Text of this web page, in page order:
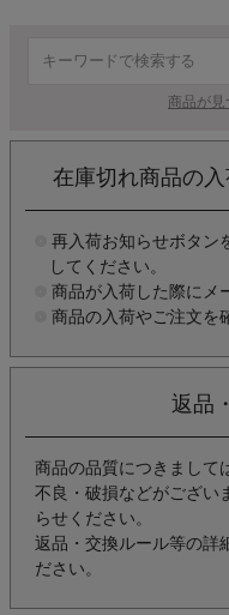
商品が見
在庫切れ商品の
再入荷お知らせボタン
してください。
商品が入荷した際にメ
商品の入荷やご注文を
返品
商品の品質につきまして
不良・破損などがござい
らせください。
返品・交換ルール等の詳
ださい。